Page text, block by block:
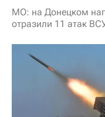
МО: на Донецком
отразили 11 атак